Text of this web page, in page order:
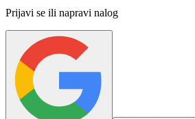
Prijavi se ili napravi nalog